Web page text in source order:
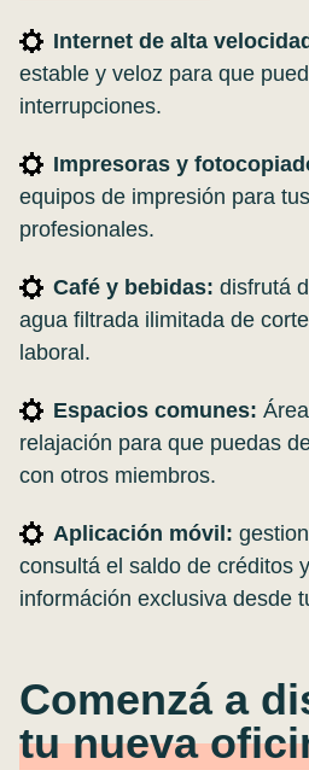
Internet de alta
estable y veloz para que
interrupciones.
Impresoras y
equipos de impresión para
profesionales.
Café y bebidas: disfrutá
agua filtrada ilimitada de
laboral.
Espacios comunes:
relajación para que puedas
con otros miembros.
Aplicación móvil:
consultá el saldo de créditos
információn exclusiva desde
Comenzá a
tu nueva